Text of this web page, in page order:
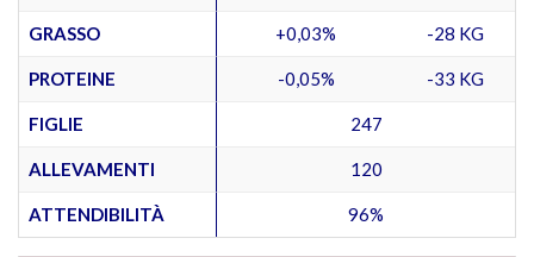
GRASSO +0,03% -28 KG
PROTEINE -0,05% -33 KG
FIGLIE 247
ALLEVAMENTI 120
ATTENDIBILITÀ 96%